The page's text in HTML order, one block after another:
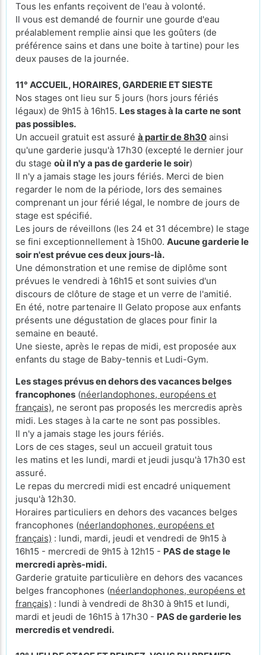
Tous les enfants reçoivent de l'eau à volonté.
Il vous est demandé de fournir une gourde d'eau
préalablement remplie ainsi que les goûters (de
préférence sains et dans une boite à tartine) pour les
deux pauses de la journée.
11° ACCUEIL, HORAIRES, GARDERIE ET SIESTE
Nos stages ont lieu sur 5 jours (hors jours fériés
légaux) de 9h15 à 16h15. Les stages à la carte ne sont
pas possibles.
Un accueil gratuit est assuré à partir de 8h30 ainsi
qu'une garderie jusqu'à 17h30 (excepté le dernier jour
du stage où il n'y a pas de garderie le soir)
Il n'y a jamais stage les jours fériés. Merci de bien
regarder le nom de la période, lors des semaines
comprenant un jour férié légal, le nombre de jours de
stage est spécifié.
Les jours de réveillons (les 24 et 31 décembre) le stage
se fini exceptionnellement à 15h00. Aucune garderie le
soir n'est prévue ces deux jours-là.
Une démonstration et une remise de diplôme sont
prévues le vendredi à 16h15 et sont suivies d'un
discours de clôture de stage et un verre de l'amitié.
En été, notre partenaire Il Gelato propose aux enfants
présents une dégustation de glaces pour finir la
semaine en beauté.
Une sieste, après le repas de midi, est proposée aux
enfants du stage de Baby-tennis et Ludi-Gym.
Les stages prévus en dehors des vacances belges
francophones (néerlandophones, européens et
français), ne seront pas proposés les mercredis après
midi. Les stages à la carte ne sont pas possibles.
Il n'y a jamais stage les jours fériés.
Lors de ces stages, seul un accueil gratuit tous
les matins et les lundi, mardi et jeudi jusqu'à 17h30 est
assuré.
Le repas du mercredi midi est encadré uniquement
jusqu'à 12h30.
Horaires particuliers en dehors des vacances belges
francophones (néerlandophones, européens et
français) : lundi, mardi, jeudi et vendredi de 9h15 à
16h15 - mercredi de 9h15 à 12h15 - PAS de stage le
mercredi après-midi.
Garderie gratuite particulière en dehors des vacances
belges francophones (néerlandophones, européens et
français) : lundi à vendredi de 8h30 à 9h15 et lundi,
mardi et jeudi de 16h15 à 17h30 - PAS de garderie les
mercredis et vendredi.